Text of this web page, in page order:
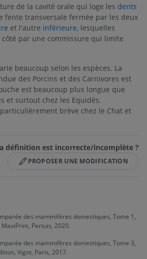
de la cavité orale qui loge les dents
fente transversale fermée par les deux
et l'autre inférieure, lesquelles
par une commissure qui limite
beaucoup selon les espèces. La
des Porcins et des Carnivores est
est beaucoup plus longue que
et surtout chez les Equidés.
brève chez le Chat et
définition est incorrecte/incomplète ?
PROPOSER UNE MODIFICATION
des mammifères domestiques, Tome 1,
Pertuis, 2020.
des mammifères domestiques, Tome 3,
Vigot, Paris, 2017.